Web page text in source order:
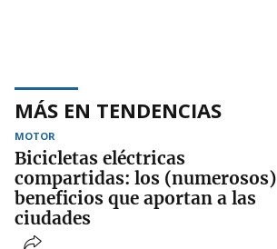
MÁS EN TENDENCIAS
MOTOR
Bicicletas eléctricas
compartidas: los (numerosos)
beneficios que aportan a las
ciudades